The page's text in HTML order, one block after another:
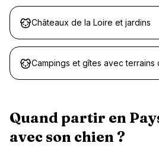
Châteaux de la Loire et jardins
Campings et gîtes avec terrains
Quand partir en
avec son chien ?